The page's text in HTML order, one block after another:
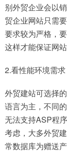
别外贸企业会以
贸企业网站只需
要求较为严格，
这样才能保证网
2.看性能环境需求
外贸建站可选择
语言为主，不同
无法支持ASP程
考虑，大多外贸
常数据库为赠送